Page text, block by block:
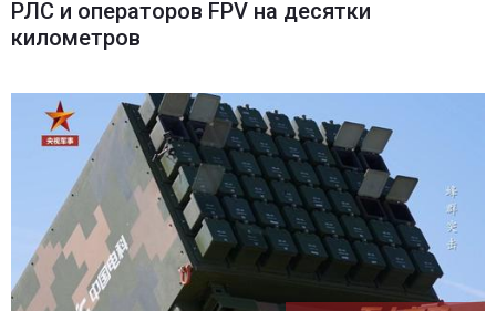
РЛС и операторов FPV на десятки
километров